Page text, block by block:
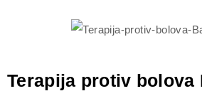
Terapija protiv bolova